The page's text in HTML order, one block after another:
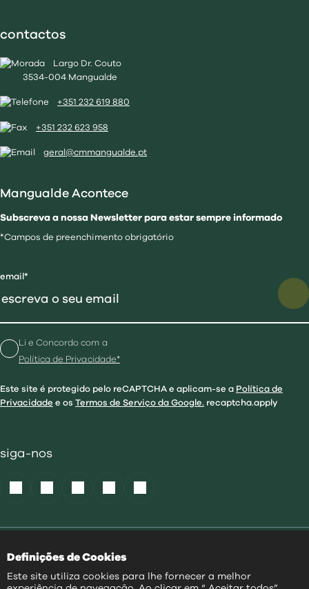
Definições de Cookies
Este site utiliza cookies para lhe fornecer a melhor
contactos
Largo Dr. Couto
3534-004 Mangualde
+351 232 619 880
+351 232 623 958
geral@cmmangualde.pt
Mangualde Acontece
Subscreva a nossa Newsletter para estar sempre informado
*Campos de preenchimento obrigatório
email*
Li e Concordo com a
Política de Privacidade*
Este site é protegido pelo reCAPTCHA e aplicam-se a Política de
Privacidade e os Termos de Serviço da Google. recaptcha.apply
siga-nos
Acessibilidade
Política Privacidade
Aviso Transparência